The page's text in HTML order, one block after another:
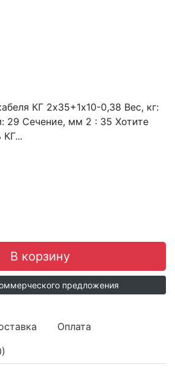
КГ 2х35+1х10-0,38 Вес, кг:
29 Сечение, мм 2 : 35 Хотите
КГ...
предложения
Оплата